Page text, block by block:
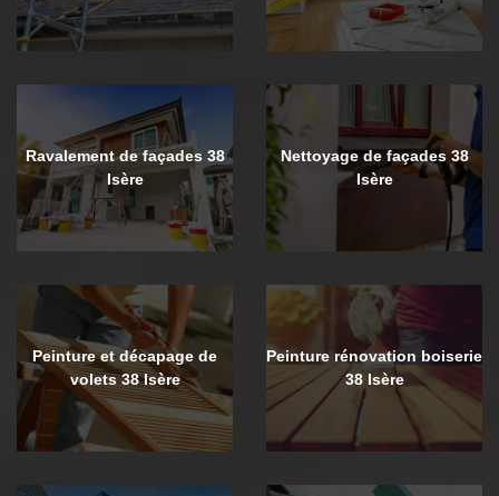
Ravalement de façades 38
Isère
Nettoyage de façades 38
Isère
Peinture et décapage de
volets 38 Isère
Peinture rénovation boiserie
38 Isère